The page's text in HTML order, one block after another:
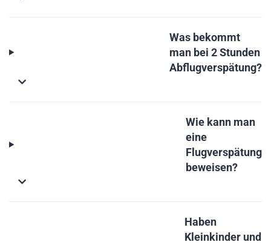
Was bekommt
man bei 2 Stunden
Abflugverspätung?
Wie kann man
eine
Flugverspätung
beweisen?
Haben
Kleinkinder und